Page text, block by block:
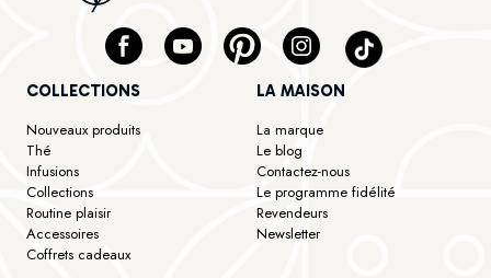
COLLECTIONS
Nouveaux produits
Thé
Infusions
Collections
Routine plaisir
Accessoires
Coffrets cadeaux
LA MAISON
La marque
Le blog
Contactez-nous
Le programme fidélité
Revendeurs
Newsletter